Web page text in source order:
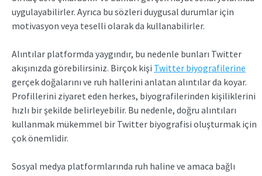
uygulayabilirler. Ayrıca bu sözleri duygusal durumlar için
motivasyon veya teselli olarak da kullanabilirler.
Alıntılar platformda yaygındır, bu nedenle bunları Twitter
akışınızda görebilirsiniz. Birçok kişi Twitter biyografilerine
gerçek doğalarını ve ruh hallerini anlatan alıntılar da koyar.
Profillerini ziyaret eden herkes, biyografilerinden kişiliklerini
hızlı bir şekilde belirleyebilir. Bu nedenle, doğru alıntıları
kullanmak mükemmel bir Twitter biyografisi oluşturmak için
çok önemlidir.
Sosyal medya platformlarında ruh haline ve amaca bağlı